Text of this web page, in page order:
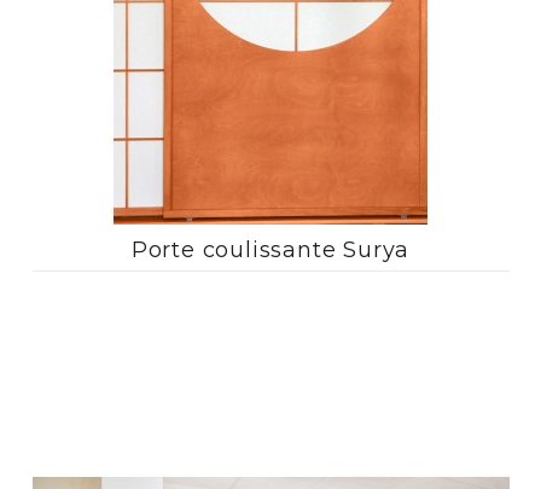
Porte coulissante Surya